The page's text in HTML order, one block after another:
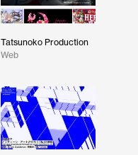
Tatsunoko Production
Web